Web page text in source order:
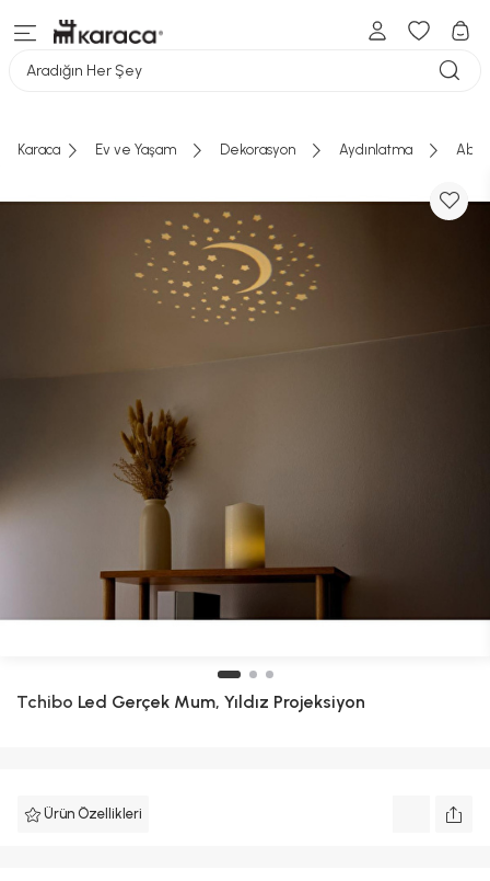
Aradığın Her Şey
Karaca Ev ve Yaşam Dekorasyon Aydınlatma
Tchibo Led Gerçek Mum, Yıldız Projeksiyon
Ürün Özellikleri